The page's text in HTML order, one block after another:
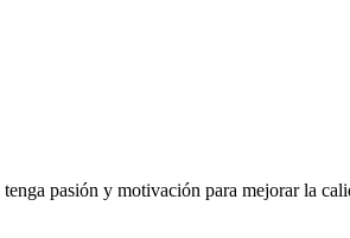
pasión y motivación para mejorar la